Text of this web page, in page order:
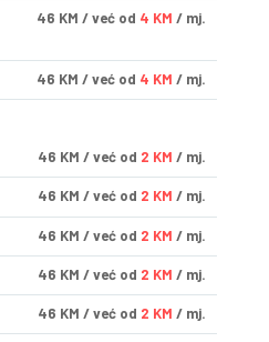
46 KM / već od 4 KM / mj.
46 KM / već od 4 KM / mj.
46 KM / već od 2 KM / mj.
46 KM / već od 2 KM / mj.
46 KM / već od 2 KM / mj.
46 KM / već od 2 KM / mj.
46 KM / već od 2 KM / mj.